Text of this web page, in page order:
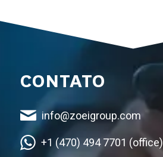
CONTATO
info@zoeigroup.com
+1 (470) 494 7701 (office)